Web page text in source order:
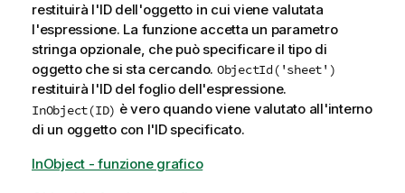
restituirà l'ID dell'oggetto in cui viene valutata
l'espressione. La funzione accetta un parametro
stringa opzionale, che può specificare il tipo di
oggetto che si sta cercando. ObjectId('sheet')
restituirà l'ID del foglio dell'espressione.
InObject(ID) è vero quando viene valutato all'interno
di un oggetto con l'ID specificato.
InObject - funzione grafico